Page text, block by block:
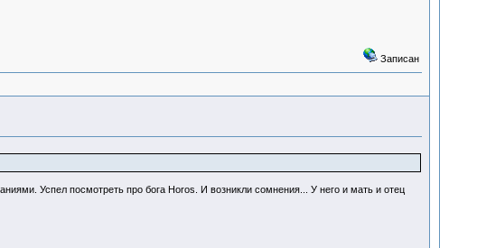
Записан
Успел посмотреть про бога Horos. И возникли сомнения... У него и мать и отец